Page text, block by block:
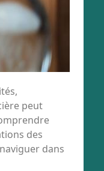
peut
des
dans